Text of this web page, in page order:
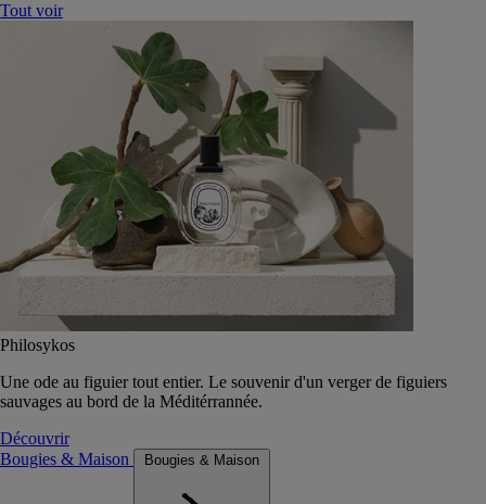
Tout voir
Philosykos
Une ode au figuier tout entier. Le souvenir d'un verger de figuiers
sauvages au bord de la Méditérrannée.
Découvrir
Bougies & Maison
Bougies & Maison